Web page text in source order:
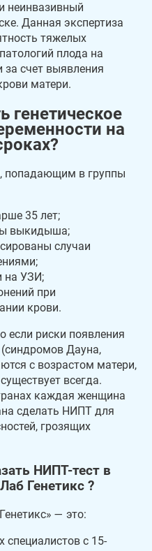
неинвазивный
Данная экспертиза
тяжелых
плода на
за счет выявления
матери.
генетическое
на
попадающим в группы
35 лет;
выкидыша;
случаи
на УЗИ;
при
крови.
если риски появления
Дауна,
с возрастом матери,
всегда.
каждая женщина
сделать НИПТ для
грозящих
НИПТ-тест в
Генетикс ?
— это:
с 15-